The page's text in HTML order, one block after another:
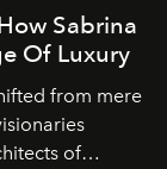
Sabrina
Of Luxury
from mere
of